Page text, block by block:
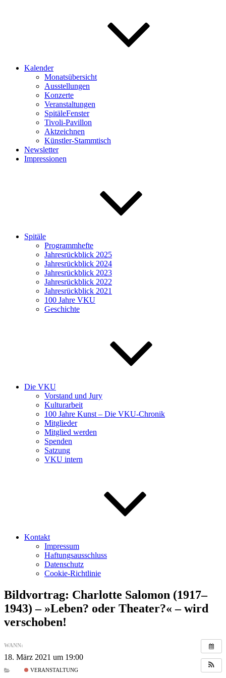
Kalender
Monatsübersicht
Ausstellungen
Konzerte
Veranstaltungen
SpitäleFenster
Tivoli-Pavillon
Aktzeichnen
Künstler-Stammtisch
Newsletter
Impressionen
Spitäle
Programmhefte
Jahresrückblick 2025
Jahresrückblick 2024
Jahresrückblick 2023
Jahresrückblick 2022
Jahresrückblick 2021
100 Jahre VKU
Geschichte
Die VKU
Vorstand und Jury
Kulturarbeit
100 Jahre Kunst – Die VKU-Chronik
Mitglieder
Mitglied werden
Spenden
Satzung
VKU intern
Kontakt
Impressum
Haftungsausschluss
Datenschutz
Cookie-Richtlinie
Bildvortrag: Charlotte Salomon (1917–
1943) – »Leben? oder Theater?« – wird
verschoben!
WANN:
18. März 2021 um 19:00
VERANSTALTUNG